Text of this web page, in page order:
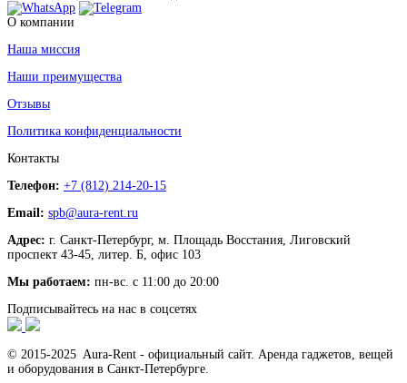
О компании
Наша миссия
Наши преимущества
Отзывы
Политика конфиденциальности
Контакты
Телефон: +7 (812) 214-20-15
Email: spb@aura-rent.ru
Адрес: г. Санкт-Петербург, м. Площадь Восстания, Лиговский
проспект 43-45, литер. Б, офис 103
Мы работаем: пн-вс. с 11:00 до 20:00
Подписывайтесь на нас в соцсетях
© 2015-2025 Aura-Rent - официальный сайт. Аренда гаджетов, вещей
и оборудования в Санкт-Петербурге.